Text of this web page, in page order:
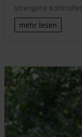
strengere
mehr lesen